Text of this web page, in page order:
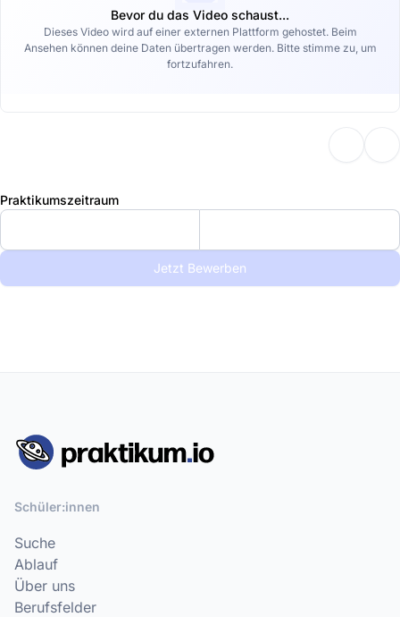
Bevor du das Video schaust...
Dieses Video wird auf einer externen Plattform gehostet. Beim
Ansehen können deine Daten übertragen werden. Bitte stimme zu, um
fortzufahren.
Praktikumszeitraum
Jetzt Bewerben
Schüler:innen
Suche
Ablauf
Über uns
Berufsfelder